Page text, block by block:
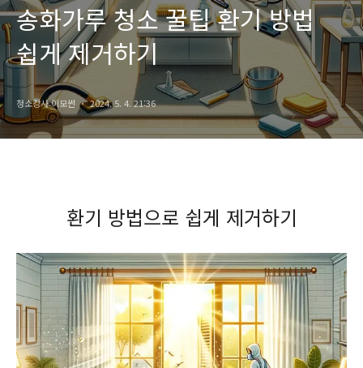
송화가루 청소 꿀팁 환기 방법
쉽게 제거하기
청소강사 이모썬 2024. 5. 4. 21:36
환기 방법으로 쉽게 제거하기